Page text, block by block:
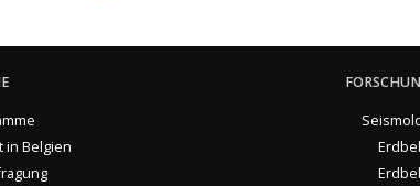
in Belgien